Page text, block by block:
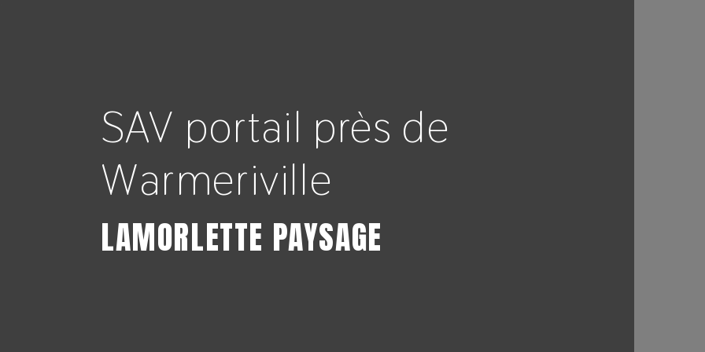
SAV portail près de
Warmeriville
LAMORLETTE PAYSAGE